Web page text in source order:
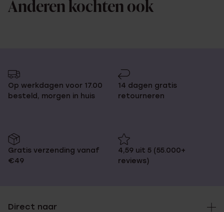
Anderen kochten ook
Op werkdagen voor 17.00
besteld, morgen in huis
14 dagen gratis
retourneren
Gratis verzending vanaf
€49
4,59 uit 5 (55.000+
reviews)
Direct naar